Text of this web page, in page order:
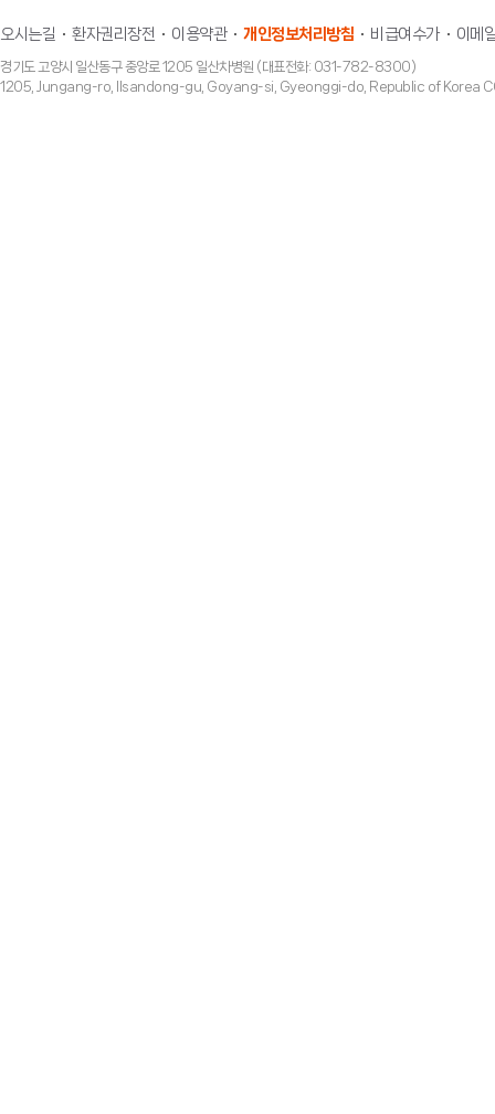
오시는길 환자권리장전 이용약관 개인정보처리방침 비급여수가 이메
경기도 고양시 일산동구 중앙로 1205 일산차병원 (대표전화: 031-782-8300)
1205, Jungang-ro, Ilsandong-gu, Goyang-si, Gyeonggi-do, Republic of Korea